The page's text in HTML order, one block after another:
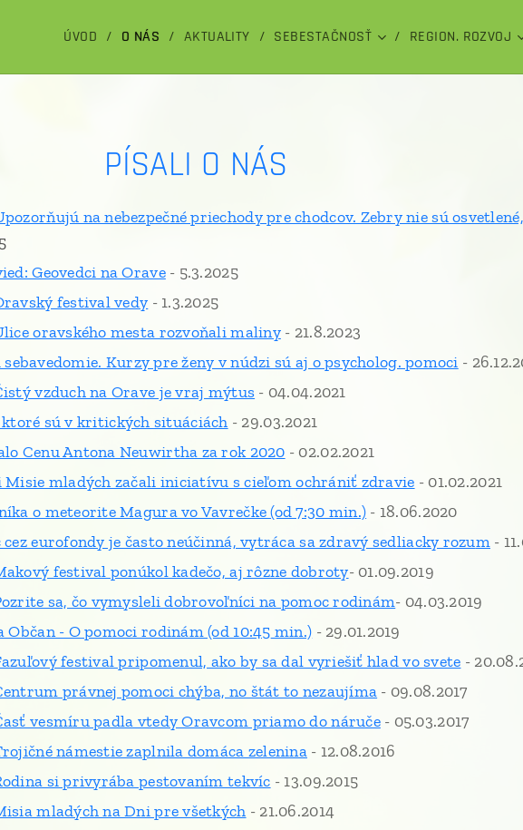
ÚVOD O NÁS AKTUALITY SEBESTAČNOSŤ REGION. ROZVOJ
PÍSALI O NÁS
na nebezpečné priechody pre chodcov. Zebry nie sú
Geovedci na Orave- 5.3.2025
festival vedy - 1.3.2025
oravského mesta rozvoňali maliny- 21.8.2023
Kurzy pre ženy v núdzi sú aj o psycholog. pomoci -
vzduch na Orave je vraj mýtus - 04.04.2021
ktoré sú v kritických situáciách - 29.03.2021
Cenu Antona Neuwirtha za rok 2020 - 02.02.2021
Misie mladých začali iniciatívu s cieľom ochrániť zdravie - 01.02.2021
o meteorite Magura vo Vavrečke (od 7:30 min.) - 18.06.2020
eurofondy je často neúčinná, vytráca sa zdravý sedliacky rozum -
festival ponúkol kadečo, aj rôzne dobroty- 01.09.2019
sa, čo vymysleli dobrovoľníci na pomoc rodinám- 04.03.2019
Občan - O pomoci rodinám (od 10:45 min.) - 29.01.2019
festival pripomenul, ako by sa dal vyriešiť hlad vo svete -
právnej pomoci chýba, no štát to nezaujíma - 09.08.2017
vesmíru padla vtedy Oravcom priamo do náruče- 05.03.2017
námestie zaplnila domáca zelenina- 12.08.2016
si privyrába pestovaním tekvíc - 13.09.2015
mladých na Dni pre všetkých - 21.06.2014